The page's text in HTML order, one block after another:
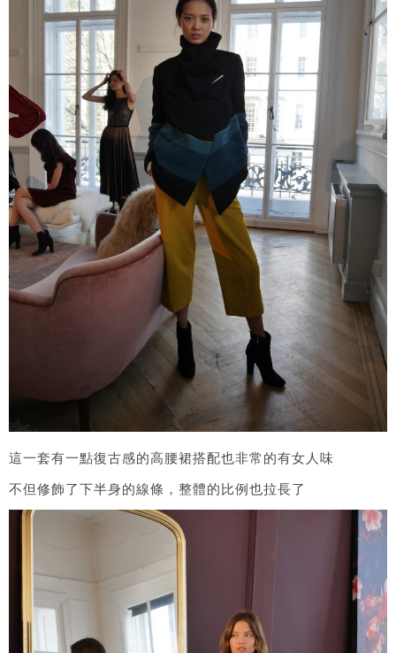
這一套有一點復古感的高腰裙搭配也非常的有女人味
不但修飾了下半身的線條，整體的比例也拉長了